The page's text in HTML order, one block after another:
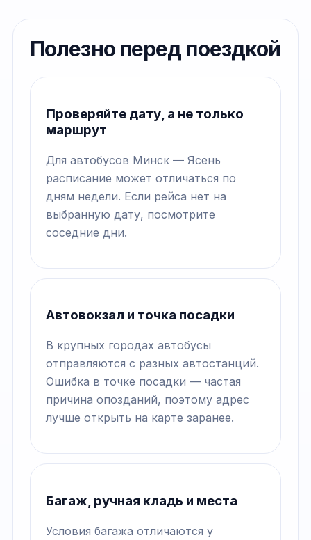
Полезно перед поездкой
Проверяйте дату, а не только
маршрут
Для автобусов Минск — Ясень
расписание может отличаться по
дням недели. Если рейса нет на
выбранную дату, посмотрите
соседние дни.
Автовокзал и точка посадки
В крупных городах автобусы
отправляются с разных автостанций.
Ошибка в точке посадки — частая
причина опозданий, поэтому адрес
лучше открыть на карте заранее.
Багаж, ручная кладь и места
Условия багажа отличаются у